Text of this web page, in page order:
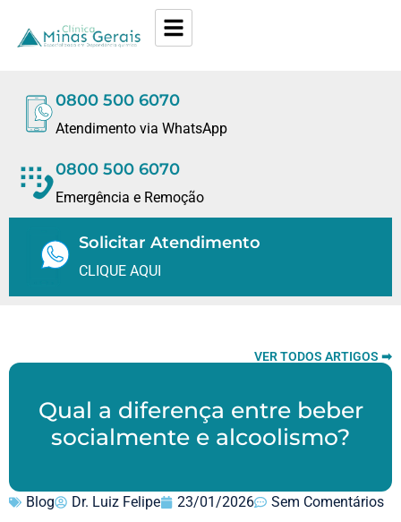
0800 500 6070
Atendimento via WhatsApp
0800 500 6070
Emergência e Remoção
Solicitar Atendimento
CLIQUE AQUI
VER TODOS ARTIGOS ➡
Qual a diferença entre beber
socialmente e alcoolismo?
Blog Dr. Luiz Felipe 23/01/2026
Sem Comentários